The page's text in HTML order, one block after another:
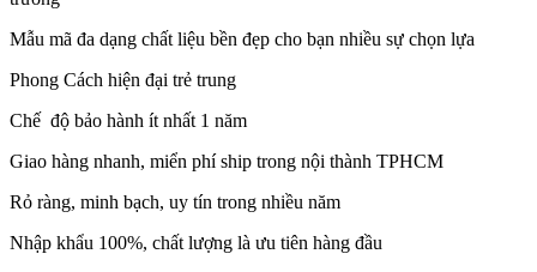
Mẫu mã đa dạng chất liệu bền đẹp cho bạn nhiều sự chọn lựa
Phong Cách hiện đại trẻ trung
Chế độ bảo hành ít nhất 1 năm
Giao hàng nhanh, miển phí ship trong nội thành TPHCM
Rỏ ràng, minh bạch, uy tín trong nhiều năm
Nhập khẩu 100%, chất lượng là ưu tiên hàng đầu